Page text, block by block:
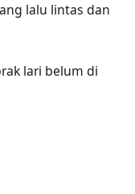
lalu lintas dan
lari belum di